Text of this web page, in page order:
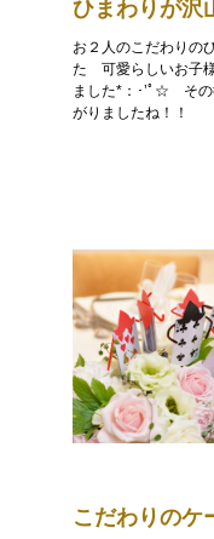
ひまわりが沢
お２人のこだわりの
た 可愛らしいお子
ました*：･’ﾟ☆ その
がりましたね！！
こだわりのケ